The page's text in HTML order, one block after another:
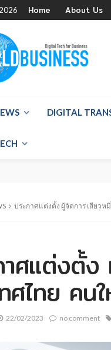
Home About Us
DIGITAL
ประกาศแต่งตั้ง ผู้จัดการ เสียวห
าศแต่งตั้ง
ศไทย คน
22/02/2023 no comment